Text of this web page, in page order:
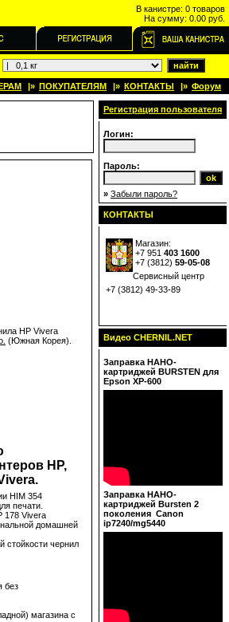
В канистре: 0 товаров
На сумму: 0.00 руб.
|» ПОКУПАТЕЛЯМ |» КОНТАКТЫ |» Форум
HP Vivera
(Южная Корея).
HP,
HIM 354
печати.
178 Vivera
домашней
стойкости чернил
без
магазина с
Регистрация пользователя
Логин:
Пароль:
» Забыли пароль?
КОНТАКТЫ
Магазин:
+7 951 403 1600
+7 (3812) 59-05-08
Сервисный центр
+7 (3812) 49-33-89
Видео CHERNIL.NET
Заправка НАНО-
картриджей BURSTEN для
Epson XP-600
Заправка НАНО-
картриджей Bursten 2
поколения Canon
ip7240/mg5440